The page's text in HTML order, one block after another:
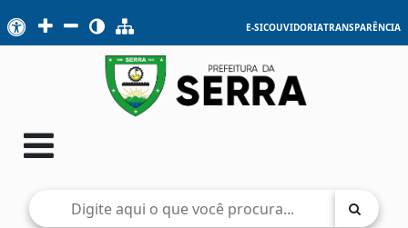
E-SICOUVIDORIATRANSPARÊNCIA